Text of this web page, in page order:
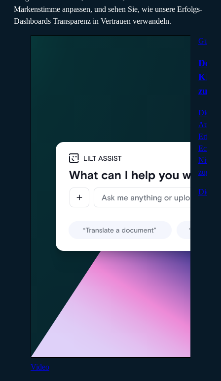
Markenstimme anpassen, und sehen Sie, wie unsere Erfolgs-
Dashboards Transparenz in Vertrauen verwandeln.
Video
Guide
Der
KI:
zur
Dieser